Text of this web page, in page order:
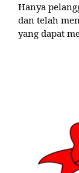
Hanya
dan telah
yang dapat